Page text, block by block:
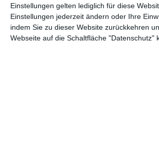
Einstellungen gelten lediglich für diese
Einstellungen jederzeit ändern oder Ihre
indem Sie zu dieser Website zurückkehren
Webseite auf die Schaltfläche "Datenschutz"
Asterix und
Zaubertranks , das neueste
streitsüchtige Dorf, welches vor einigen
Kinos kam. Ab dem 26. Juli 2019 ist der